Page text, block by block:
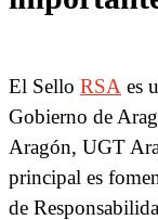
El Sello RSA es
Gobierno de
Aragón, UGT
principal es
de